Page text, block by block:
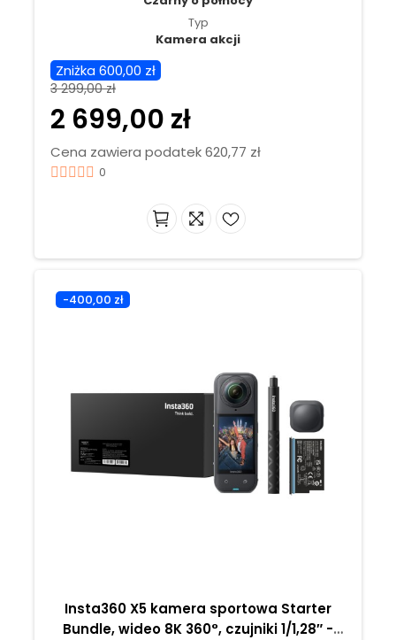
Typ
Kamera akcji
Zniżka 600,00 zł
3 299,00 zł
2 699,00 zł
Cena zawiera podatek 620,77 zł
0
-400,00 zł
Insta360 X5 kamera sportowa Starter
Bundle, wideo 8K 360°, czujniki 1/1,28″ -